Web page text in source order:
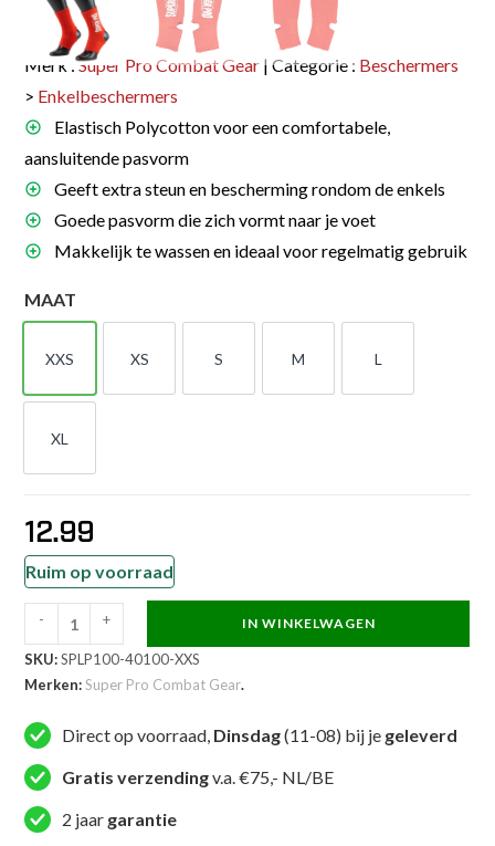
Merk :Super Pro Combat Gear | Categorie : Beschermers
> Enkelbeschermers
Elastisch Polycotton voor een comfortabele,
aansluitende pasvorm
Geeft extra steun en bescherming rondom de enkels
Goede pasvorm die zich vormt naar je voet
Makkelijk te wassen en ideaal voor regelmatig gebruik
MAAT
XXS
XXS
XS
XS
S
S
M
M
L
L
XL
XL
12.99
Ruim op voorraad
Pro
Combat
Gear
Enkelkousjes
-
Enkelkousjes
-
- + IN WINKELWAGEN
SKU:SPLP100-40100-XXS
Merken:Super Pro Combat Gear.
Direct op voorraad, Dinsdag(11-08) bij je geleverd
Gratis verzendingv.a. €75,- NL/BE
2 jaar garantie